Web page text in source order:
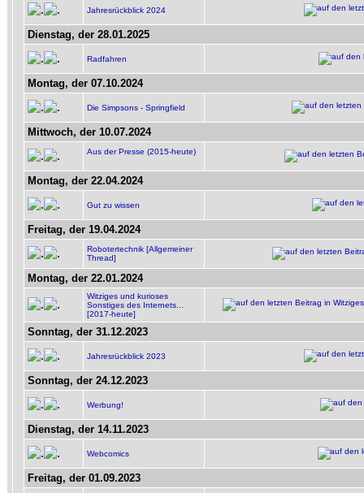
Jahresrückblick 2024
Dienstag, der 28.01.2025
Radfahren
Montag, der 07.10.2024
Die Simpsons - Springfield
Mittwoch, der 10.07.2024
Aus der Presse (2015-heute)
Montag, der 22.04.2024
Gut zu wissen
Freitag, der 19.04.2024
Robotertechnik [Allgemeiner
Thread]
Montag, der 22.01.2024
Witziges und kurioses
Sonstiges des Internets...
[2017-heute]
Sonntag, der 31.12.2023
Jahresrückblick 2023
Sonntag, der 24.12.2023
Werbung!
Dienstag, der 14.11.2023
Webcomics
Freitag, der 01.09.2023